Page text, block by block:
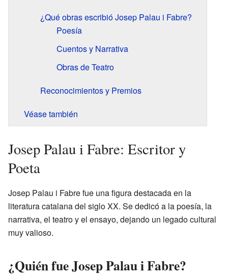
¿Qué obras escribió Josep Palau i Fabre?
Poesía
Cuentos y Narrativa
Obras de Teatro
Reconocimientos y Premios
Véase también
Josep Palau i Fabre: Escritor y
Poeta
Josep Palau i Fabre fue una figura destacada en la
literatura catalana del siglo XX. Se dedicó a la poesía, la
narrativa, el teatro y el ensayo, dejando un legado cultural
muy valioso.
¿Quién fue Josep Palau i Fabre?